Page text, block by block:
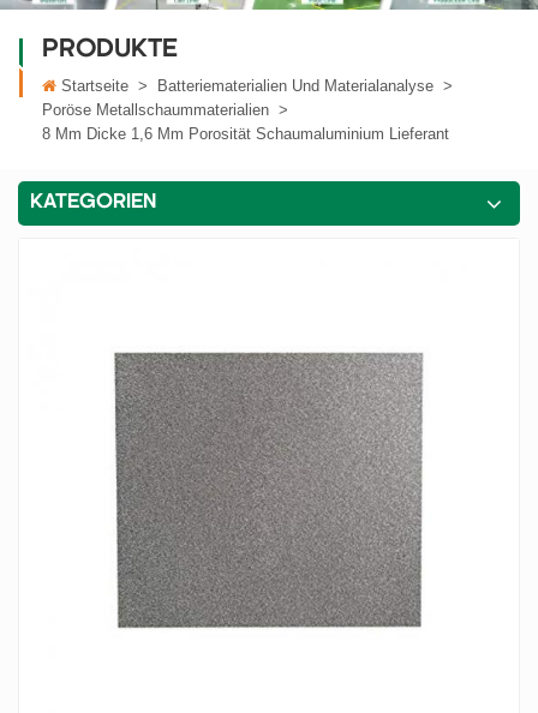
PRODUKTE
Startseite > Batteriematerialien Und Materialanalyse >
Poröse Metallschaummaterialien >
8 Mm Dicke 1,6 Mm Porosität Schaumaluminium Lieferant
KATEGORIEN